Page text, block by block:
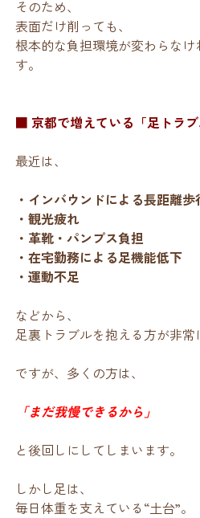
そのため、
表面だけ削っても、
根本的な負担環境が変わらな
す。
■ 京都で増えている「足トラブ
最近は、
・インバウンドによる長距離歩
・観光疲れ
・革靴・パンプス負担
・在宅勤務による足機能低下
・運動不足
などから、
足裏トラブルを抱える方が非常
ですが、多くの方は、
「まだ我慢できるから」
と後回しにしてしまいます。
しかし足は、
毎日体重を支えている“土台”。